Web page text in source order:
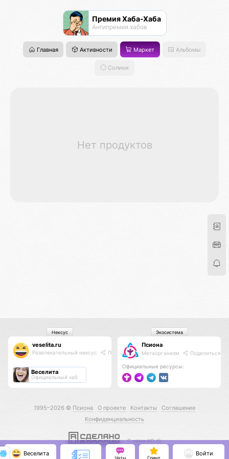
Премия Хаба-Хаба
Антипремия хабов
Главная Активности Маркет Альбомы
Солики
Нет продуктов
veselita.ru
Развлекательный нексус Поделиться
Веселита
Официальный хаб
Нексус
Псиона
Метаорганизм Поделиться
Официальные ресурсы:
Экосистема
1995–2026 © Псиона О проекте Контакты
Соглашение
Конфиденциальность
С нами КО 🕉️
Веселита
Чаты Гринд
Войти